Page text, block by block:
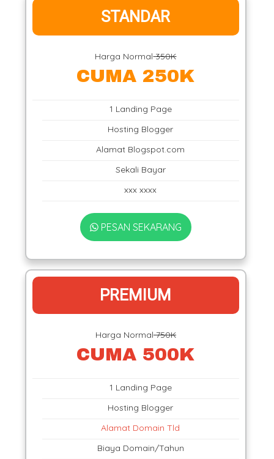
STANDAR
Harga Normal350K
CUMA 250K
1 Landing Page
Hosting Blogger
Alamat Blogspot.com
Sekali Bayar
xxx xxxx
PESAN SEKARANG
PREMIUM
Harga Normal750K
CUMA 500K
1 Landing Page
Hosting Blogger
Alamat Domain Tld
Biaya Domain/Tahun